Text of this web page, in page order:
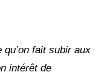
fait subir aux
intérêt de